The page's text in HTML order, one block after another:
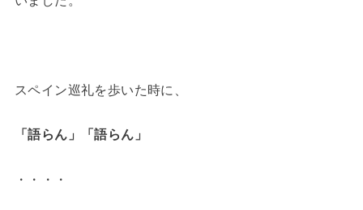
スペイン巡礼を歩いた時に、
「語らん」「語らん」
・・・・